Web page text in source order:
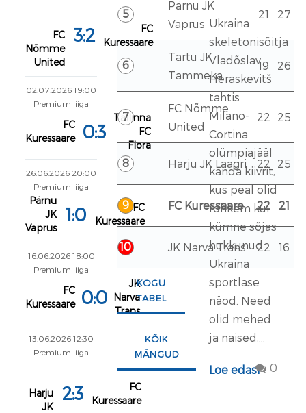
FC
Nõmme
United
3:2
FC
Kuressaare
02.07.2026 19:00
Premium liiga
FC
Kuressaare
0:3
Tallinna
FC
Flora
26.06.2026 20:00
Premium liiga
Pärnu
JK
Vaprus
1:0
FC
Kuressaare
16.06.2026 18:00
Premium liiga
FC
Kuressaare 0:0
JK
Narva
Trans
13.06.2026 12:30
Premium liiga
Harju
JK
2:3
FC
Kuressaare
5
Pärnu JK
Vaprus
21 27
6
Tartu JK
Tammeka
19 26
7
FC Nõmme
United
22 25
8 Harju JK Laagri 22 25
9 FC Kuressaare 22 21
10 JK Narva Trans 22 16
KOGU
TABEL
KÕIK
MÄNGUD
Ukraina
skeletonisõitja
Vladõslav
Heraskevitš
tahtis
Milano-
Cortina
olümpiajääl
kanda kiivrit,
kus peal olid
rohkem kui
kümne sõjas
hukkunud
Ukraina
sportlase
näod. Need
olid mehed
ja naised,...
Loe edasi 0